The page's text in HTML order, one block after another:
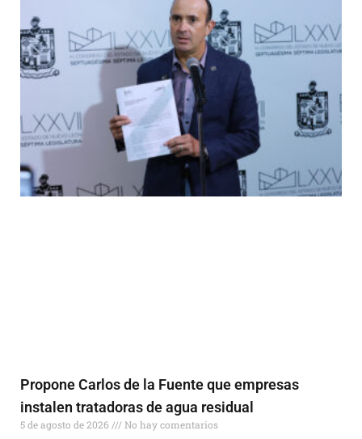
Propone Carlos de la Fuente que empresas
instalen tratadoras de agua residual
5 de agosto de 2026 No hay comentarios